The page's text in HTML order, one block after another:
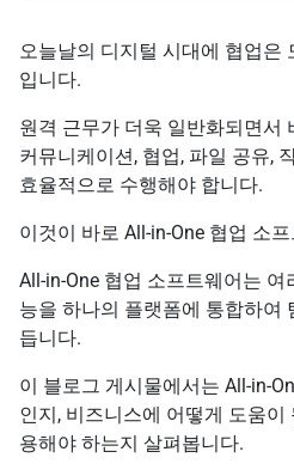
오늘날의 디지털 시대에 협업은
입니다.
원격 근무가 더욱 일반화되면서
커뮤니케이션, 협업, 파일 공유,
효율적으로 수행해야 합니다.
이것이 바로 All-in-One 협업 소
All-in-One 협업 소프트웨어는 여
능을 하나의 플랫폼에 통합하여
듭니다.
이 블로그 게시물에서는 All-in-
인지, 비즈니스에 어떻게 도움이
용해야 하는지 살펴봅니다.